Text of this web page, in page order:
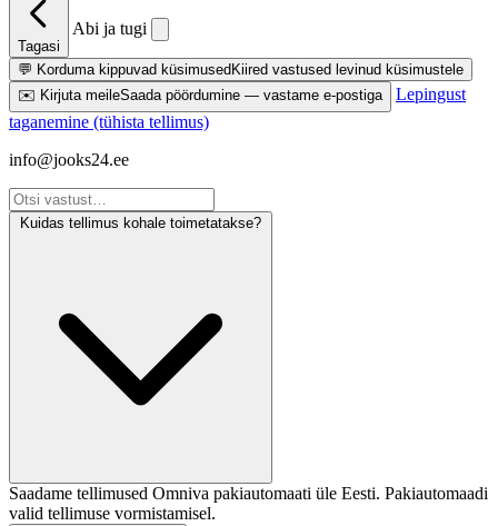
Tagasi
Abi ja tugi
💬 Korduma kippuvad küsimused Kiired vastused levinud küsimustele
✉️ Kirjuta meileSaada pöördumine — vastame e-postiga
Lepingust
taganemine (tühista tellimus)
info@jooks24.ee
Kuidas tellimus kohale toimetatakse?
Saadame tellimused Omniva pakiautomaati üle Eesti. Pakiautomaadi
valid tellimuse vormistamisel.